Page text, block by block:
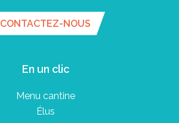
CONTACTEZ-NOUS
En un clic
Menu cantine
Élus